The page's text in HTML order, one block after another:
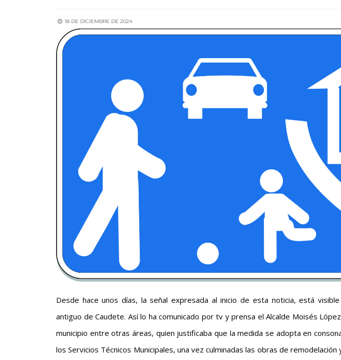
18 DE DICIEMBRE DE 2024
Desde hace unos días, la señal expresada al inicio de esta noticia, está
antiguo de Caudete. Así lo ha comunicado por tv y prensa el Alcalde Moisés
municipio entre otras áreas, quien justificaba que la medida se adopta en
los Servicios Técnicos Municipales, una vez culminadas las obras de